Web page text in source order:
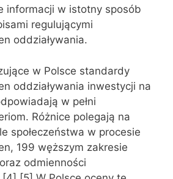
informacji w istotny sposób
regulującymi
oddziaływania.
w Polsce standardy
oddziaływania inwestycji na
w pełni
Różnice polegają na
społeczeństwa w procesie
199 węższym zakresie
odmienności